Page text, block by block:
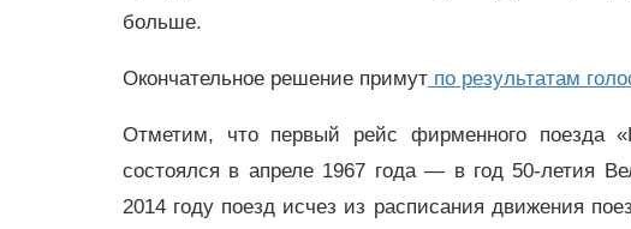
больше.
Окончательное решение примут по результатам
Отметим, что первый рейс фирменного поезда
состоялся в апреле 1967 года — в год 50-летия
2014 году поезд исчез из расписания движения